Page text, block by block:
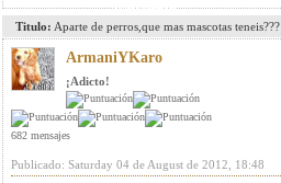
Titulo: Aparte de perros,que mas mascotas teneis???
ArmaniYKaro
¡Adicto!
682 mensajes
Publicado: Saturday 04 de August de 2012, 18:48